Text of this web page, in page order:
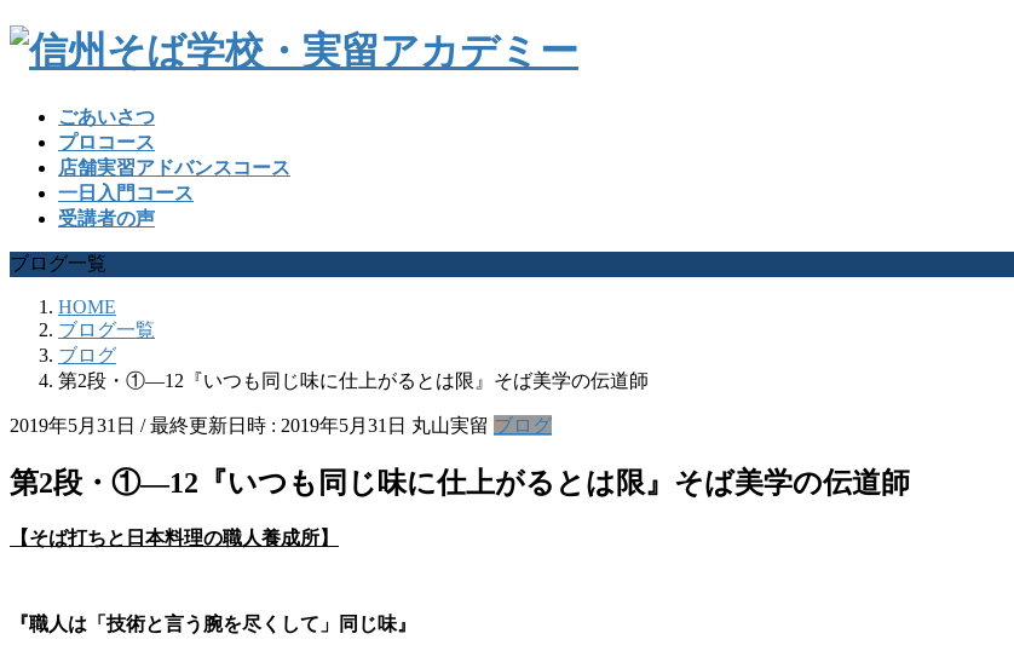
ごあいさつ
プロコース
店舗実習アドバンスコース
一日入門コース
受講者の声
ブログ一覧
HOME
ブログ一覧
ブログ
第2段・①―12『いつも同じ味に仕上がるとは限』そば美学の伝道師
2019年5月31日 / 最終更新日時 : 2019年5月31日 丸山実留 ブログ
第2段・①―12『いつも同じ味に仕上がるとは限』そば美学の伝道師
【そば打ちと日本料理の職人養成所】
『職人は「技術と言う腕を尽くして」同じ味』